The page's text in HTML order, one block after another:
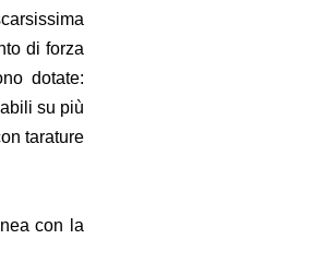
di forza
dotate:
su più
tarature
con la